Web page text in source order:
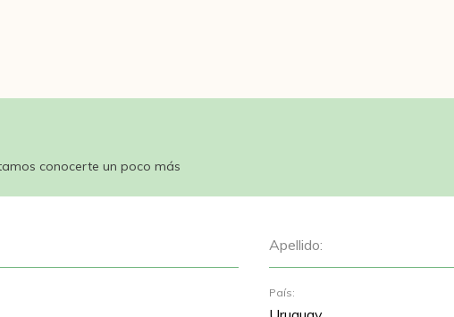
conocerte un poco más
Apellido:
País: